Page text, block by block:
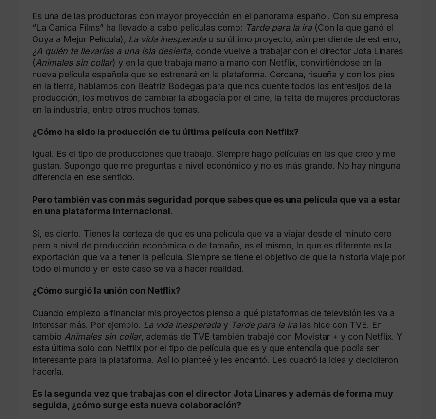
Es una de las productoras con mayor proyección en el panorama español. Con su empresa
“La Canica Films” ha llevado a cabo películas como: Tarde para la ira(Con la que ganó el
Goya a Mejor Película), La vida inesperadao su último proyecto, aún pendiente de estreno,
¿A quién te llevarías a una isla desierta, donde vuelve a trabajar con el director Jota Linares
(Animales sin collar) y en la que trabaja mano a mano con Netflix, convirtiéndose en la
nueva película española que se estrenará en la plataforma. Cercana, risueña y con los pies
en la tierra, hablamos con Beatriz Bodegas para que nos cuente todos los entresijos de la
producción, los motivos de cambiar la abogacía por el cine, la falta de mujeres productoras
en la industria, entre otros muchos temas.
¿Cómo ha sido la producción de tu última película con Netflix?
Igual. Es el tipo de producciones que trabajo. Siempre hago películas en las que creo y me
gustan. Supongo que me preguntas a nivel económico y no es más grande. No hay ninguna
diferencia en ese sentido.
Pero también vas con más seguridad porque sabes que es una película que va a estar
en una plataforma internacional.
Sí, es cierto. Tienes la certeza de que es una película que va a viajar desde el minuto cero
pero a nivel de producción económica o de tamaño, es el mismo, lo que es diferente es la
exportación que va a tener la película. Siempre se tiene el objetivo de que la historia viaje por
todo el mundo y en este caso se va a hacer realidad.
¿Cómo surgió la unión con Netflix?
Cuando empiezo a financiar mis proyectos pienso a qué plataformas de televisión les va a
interesar más. Por ejemplo: La vida inesperaday Tarde para la iralas hice con TVE. En
cambio Animales sin collar, además de TVE también trabajé con Movistar + y con Netflix. Y
esta última solo con Netflix por el tipo de película que es y que entendía que podía ser
interesante para la plataforma. Así lo planteé y les encantó. Les cuadró la idea y decidieron
hacerla.
Es la segunda vez que trabajas con el director Jota Linares y además de forma muy
seguida, ¿cómo surge esta nueva colaboración?